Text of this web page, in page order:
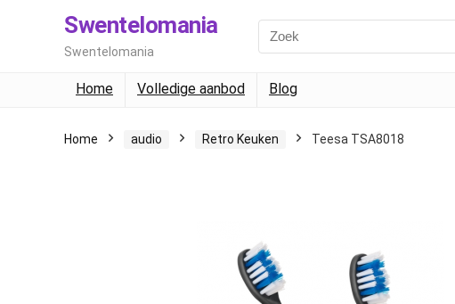
Swentelomania
Swentelomania
Home Volledige aanbod Blog
Home audio Retro Keuken Teesa TSA8018